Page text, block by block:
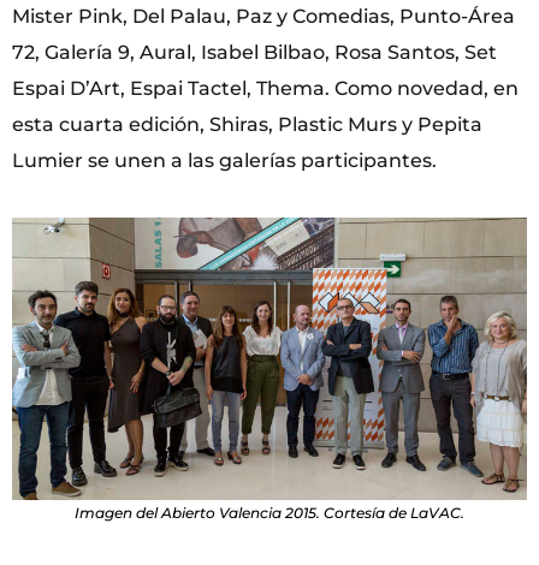
Mister Pink, Del Palau, Paz y Comedias, Punto-Área
72, Galería 9, Aural, Isabel Bilbao, Rosa Santos, Set
Espai D’Art, Espai Tactel, Thema. Como novedad, en
esta cuarta edición, Shiras, Plastic Murs y Pepita
Lumier se unen a las galerías participantes.
Imagen del Abierto Valencia 2015. Cortesía de LaVAC.